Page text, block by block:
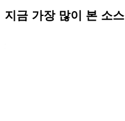
지금 가장 많이 본 소스